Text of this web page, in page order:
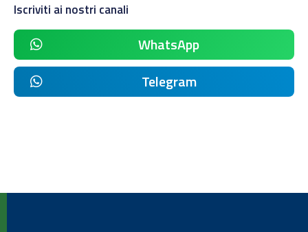
Iscriviti ai nostri canali
WhatsApp
Telegram